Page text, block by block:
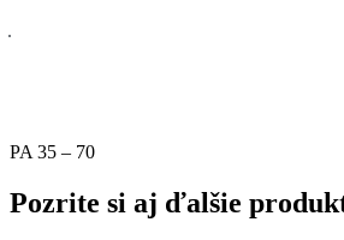
PA 35 – 70
Pozrite si aj ďalšie